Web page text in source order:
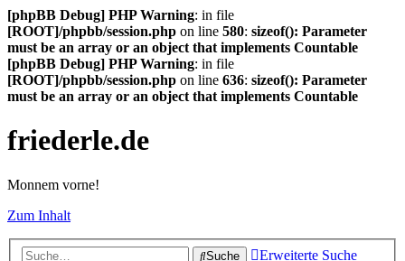
[phpBB Debug] PHP Warning: in file
[ROOT]/phpbb/session.php on line 580: sizeof(): Parameter
must be an array or an object that implements Countable
[phpBB Debug] PHP Warning: in file
[ROOT]/phpbb/session.php on line 636: sizeof(): Parameter
must be an array or an object that implements Countable
friederle.de
Monnem vorne!
Zum Inhalt
Suche Erweiterte Suche